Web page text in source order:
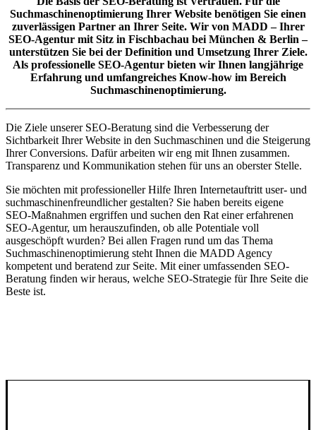
Suchmaschinenoptimierung Ihrer Website benötigen Sie einen
zuverlässigen Partner an Ihrer Seite. Wir von MADD – Ihrer
SEO-Agentur mit Sitz in Fischbachau bei München & Berlin –
unterstützen Sie bei der Definition und Umsetzung Ihrer Ziele.
Als professionelle SEO-Agentur bieten wir Ihnen langjährige
Erfahrung und umfangreiches Know-how im Bereich
Suchmaschinenoptimierung.
Die Ziele unserer SEO-Beratung sind die Verbesserung der
Sichtbarkeit Ihrer Website in den Suchmaschinen und die Steigerung
Ihrer Conversions. Dafür arbeiten wir eng mit Ihnen zusammen.
Transparenz und Kommunikation stehen für uns an oberster Stelle.
Sie möchten mit professioneller Hilfe Ihren Internetauftritt user- und
suchmaschinenfreundlicher gestalten? Sie haben bereits eigene
SEO-Maßnahmen ergriffen und suchen den Rat einer erfahrenen
SEO-Agentur, um herauszufinden, ob alle Potentiale voll
ausgeschöpft wurden? Bei allen Fragen rund um das Thema
Suchmaschinenoptimierung steht Ihnen die MADD Agency
kompetent und beratend zur Seite. Mit einer umfassenden SEO-
Beratung finden wir heraus, welche SEO-Strategie für Ihre Seite die
Beste ist.